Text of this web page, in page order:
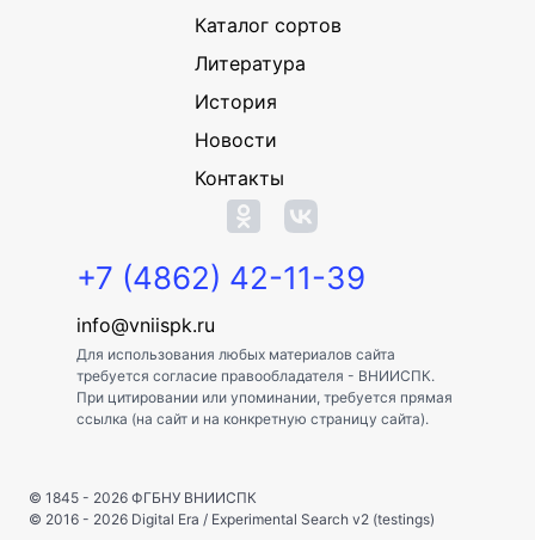
Каталог сортов
Литература
История
Новости
Контакты
+7 (4862) 42-11-39
info@vniispk.ru
Для использования любых материалов сайта
требуется согласие правообладателя - ВНИИСПК.
При цитировании или упоминании, требуется прямая
ссылка (на сайт и на конкретную страницу сайта).
© 1845 - 2026 ФГБНУ ВНИИСПК
© 2016 - 2026 Digital Era / Experimental Search v2 (testings)